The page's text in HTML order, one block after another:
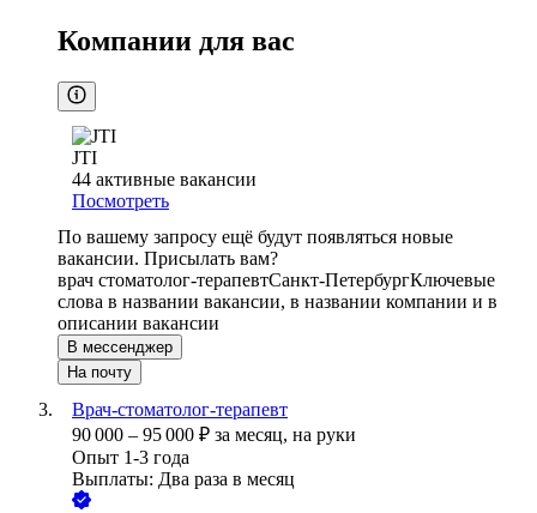
Компании для вас
JTI
44 активные вакансии
Посмотреть
По вашему запросу ещё будут появляться новые
вакансии. Присылать вам?
врач стоматолог-терапевтСанкт-ПетербургКлючевые
слова в названии вакансии, в названии компании и в
описании вакансии
В мессенджер
На почту
Врач-стоматолог-терапевт
90 000 – 95 000 ₽ за месяц, на руки
Опыт 1-3 года
Выплаты: Два раза в месяц